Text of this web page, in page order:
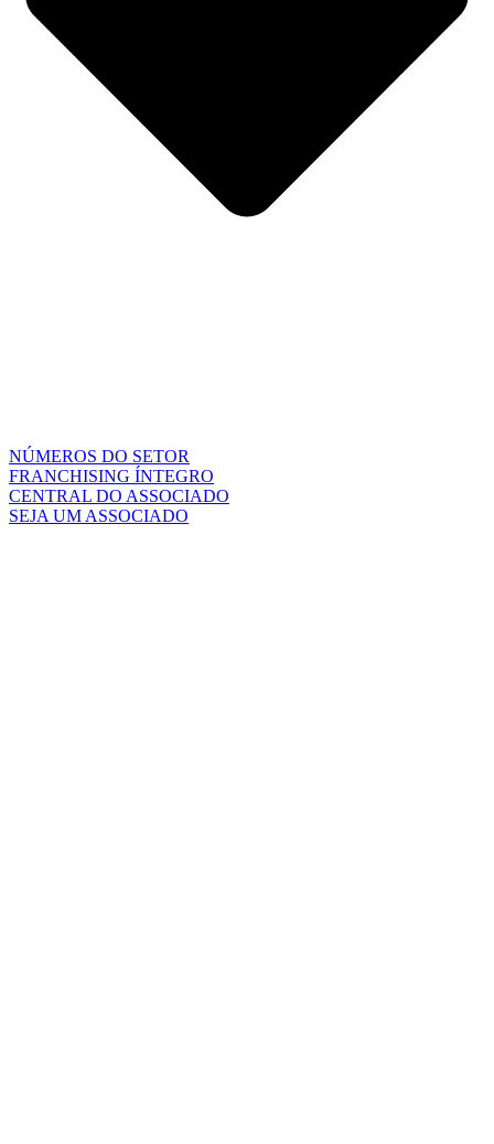
NÚMEROS DO SETOR
FRANCHISING ÍNTEGRO
CENTRAL DO ASSOCIADO
SEJA UM ASSOCIADO